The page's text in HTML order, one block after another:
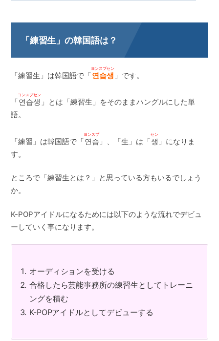
「練習生」の韓国語は？
「練習生」は韓国語で「연습생
ヨンスプセン
」です。
「연습생
ヨンスプセン
」とは「練習生」をそのままハングルにした単
語。
「練習」は韓国語で「연습
ヨンスプ
」、「生」は「생
セン
」になりま
す。
ところで「練習生とは？」と思っている方もいるでしょう
か。
K-POPアイドルになるためには以下のような流れでデビュ
ーしていく事になります。
オーディションを受ける
合格したら芸能事務所の練習生としてトレーニ
ングを積む
K-POPアイドルとしてデビューする